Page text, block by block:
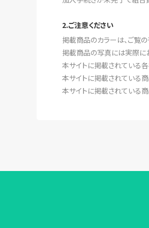
2.ご注意ください
掲載商品のカラーは、ご覧
掲載商品の写真には実際に
本サイトに掲載されている
本サイトに掲載されている
本サイトに掲載されている